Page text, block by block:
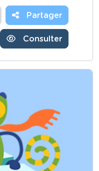
Partager
Consulter